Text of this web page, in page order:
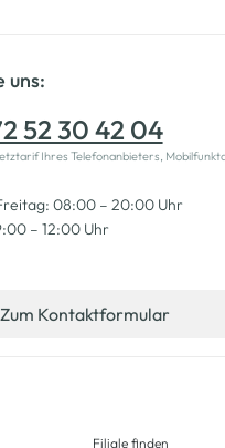
uns:
52 30 42 04
Ihres Telefonanbieters,
08:00 – 20:00 Uhr
– 12:00 Uhr
Zum Kontaktformular
Filiale finden